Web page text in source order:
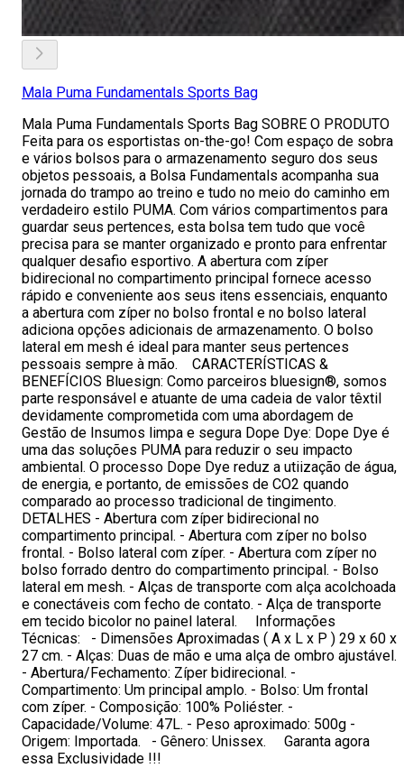
Mala Puma Fundamentals Sports Bag
Mala Puma Fundamentals Sports Bag SOBRE O PRODUTO
Feita para os esportistas on-the-go! Com espaço de sobra
e vários bolsos para o armazenamento seguro dos seus
objetos pessoais, a Bolsa Fundamentals acompanha sua
jornada do trampo ao treino e tudo no meio do caminho em
verdadeiro estilo PUMA. Com vários compartimentos para
guardar seus pertences, esta bolsa tem tudo que você
precisa para se manter organizado e pronto para enfrentar
qualquer desafio esportivo. A abertura com zíper
bidirecional no compartimento principal fornece acesso
rápido e conveniente aos seus itens essenciais, enquanto
a abertura com zíper no bolso frontal e no bolso lateral
adiciona opções adicionais de armazenamento. O bolso
lateral em mesh é ideal para manter seus pertences
pessoais sempre à mão. CARACTERÍSTICAS &
BENEFÍCIOS Bluesign: Como parceiros bluesign®, somos
parte responsável e atuante de uma cadeia de valor têxtil
devidamente comprometida com uma abordagem de
Gestão de Insumos limpa e segura Dope Dye: Dope Dye é
uma das soluções PUMA para reduzir o seu impacto
ambiental. O processo Dope Dye reduz a utiização de água,
de energia, e portanto, de emissões de CO2 quando
comparado ao processo tradicional de tingimento.
DETALHES - Abertura com zíper bidirecional no
compartimento principal. - Abertura com zíper no bolso
frontal. - Bolso lateral com zíper. - Abertura com zíper no
bolso forrado dentro do compartimento principal. - Bolso
lateral em mesh. - Alças de transporte com alça acolchoada
e conectáveis com fecho de contato. - Alça de transporte
em tecido bicolor no painel lateral. Informações
Técnicas: - Dimensões Aproximadas ( A x L x P ) 29 x 60 x
27 cm. - Alças: Duas de mão e uma alça de ombro ajustável.
- Abertura/Fechamento: Zíper bidirecional. -
Compartimento: Um principal amplo. - Bolso: Um frontal
com zíper. - Composição: 100% Poliéster. -
Capacidade/Volume: 47L. - Peso aproximado: 500g -
Origem: Importada. - Gênero: Unissex. Garanta agora
essa Exclusividade !!!